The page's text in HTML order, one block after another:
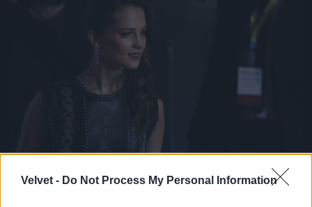
Velvet - Do Not Process My Personal Information
Alicia Vikanderről is több ízben felmerült már a